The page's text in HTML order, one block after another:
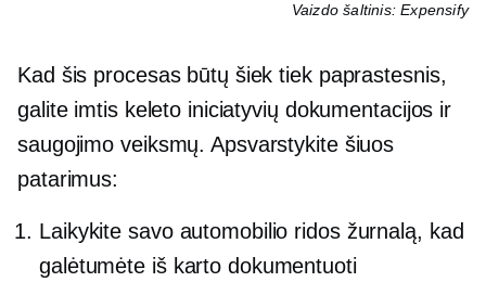
Vaizdo šaltinis: Expensify
Kad šis procesas būtų šiek tiek paprastesnis,
galite imtis keleto iniciatyvių dokumentacijos ir
saugojimo veiksmų. Apsvarstykite šiuos
patarimus:
Laikykite savo automobilio ridos žurnalą, kad
galėtumėte iš karto dokumentuoti